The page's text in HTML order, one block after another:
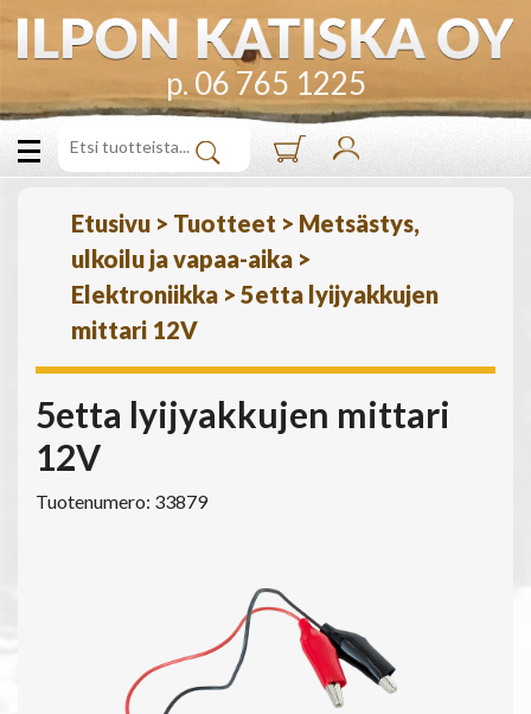
p. 06 765 1225
Etusivu > Tuotteet > Metsästys,
ulkoilu ja vapaa-aika >
Elektroniikka > 5etta lyijyakkujen
mittari 12V
5etta lyijyakkujen mittari
12V
Tuotenumero: 33879